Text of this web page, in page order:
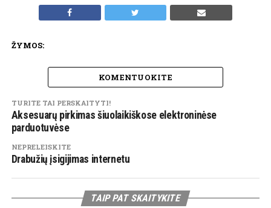
ŽYMOS:
KOMENTUOKITE
TURITE TAI PERSKAITYTI!
Aksesuarų pirkimas šiuolaikiškose elektroninėse
parduotuvėse
NEPRELEISKITE
Drabužių įsigijimas internetu
TAIP PAT SKAITYKITE